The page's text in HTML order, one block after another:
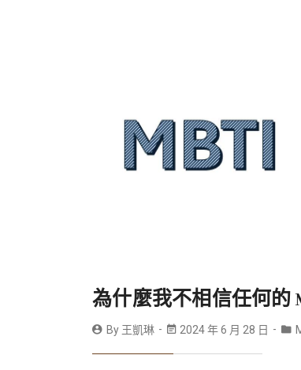
為什麼我不相信任何的
By 王凱琳 2024 年 6 月 28 日